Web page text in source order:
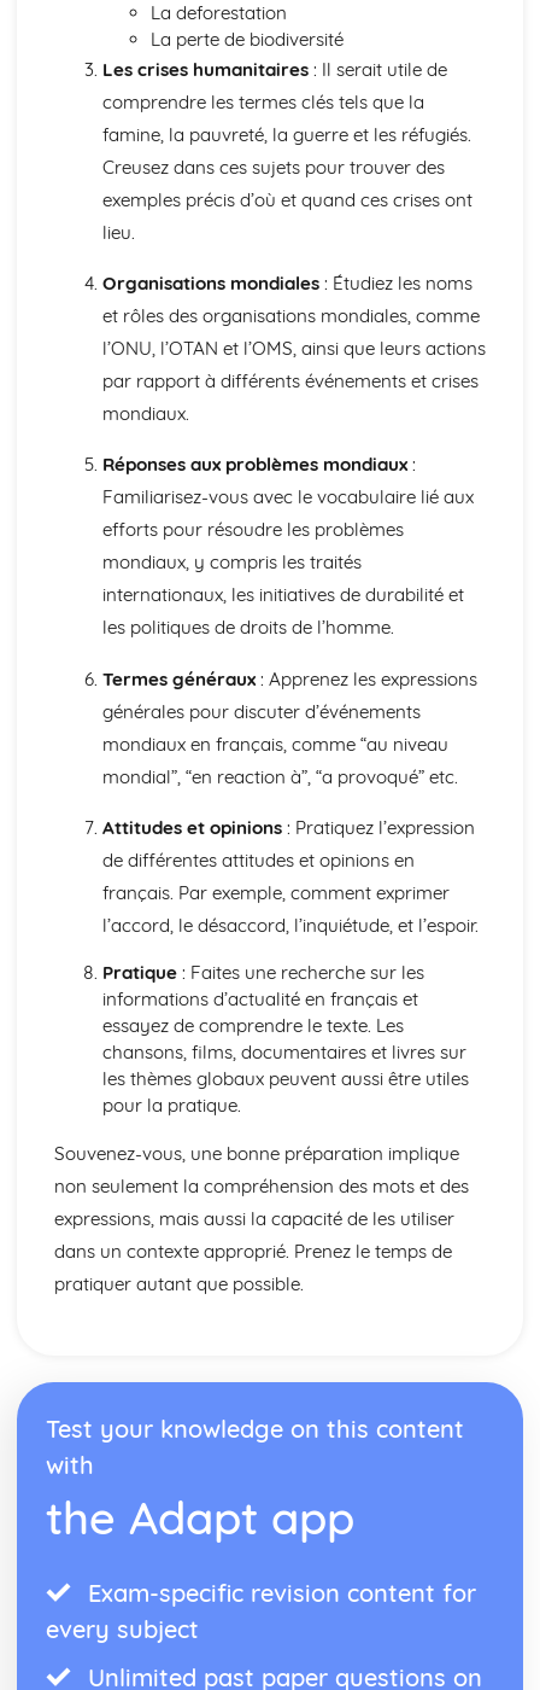
The Problems with Social Media
Social Media
Technology
Shopping
Free Time Activities
Film and TV
Celebrations and Festivals
Books and Reading
General Stuff
Being Polite
Questions
Numbers
Global Issues
Global Events
Caring for the Environment
Environmental Problems
Problems in Society
Grammar
Impersonal Verbs and the Subjunctive
The Passive
Had done' and '-ing'
Would, Could and Should
Negative Forms
Reflexive Verbs and Pronouns
Talking about the Past
Talking about the Future
Irregular Verbs in the Present Tense
Prepositions
Joining Words
Possessive and Demonstrative Pronouns
Relative and Interrogative Pronouns
Position and Order of Object Pronouns
Something, There, Any
Words to say how much
Words to compare actions
Words to Describe Actions
Words to Compare things
Words to Describe Things
The 'A' and 'Some'
Eating Out
What to Do
How to get there
Getting Ready to Go There
Accomodation
Where you Live
The Home
Talking about where you Live
La deforestation
La perte de biodiversité
Les crises humanitaires: Il serait utile de
comprendre les termes clés tels que la
famine, la pauvreté, la guerre et les réfugiés.
Creusez dans ces sujets pour trouver des
exemples précis d’où et quand ces crises ont
lieu.
Organisations mondiales: Étudiez les noms
et rôles des organisations mondiales, comme
l’ONU, l’OTAN et l’OMS, ainsi que leurs actions
par rapport à différents événements et crises
mondiaux.
Réponses aux problèmes mondiaux:
Familiarisez-vous avec le vocabulaire lié aux
efforts pour résoudre les problèmes
mondiaux, y compris les traités
internationaux, les initiatives de durabilité et
les politiques de droits de l’homme.
Termes généraux: Apprenez les expressions
générales pour discuter d’événements
mondiaux en français, comme “au niveau
mondial”, “en reaction à”, “a provoqué” etc.
Attitudes et opinions: Pratiquez l’expression
de différentes attitudes et opinions en
français. Par exemple, comment exprimer
l’accord, le désaccord, l’inquiétude, et l’espoir.
Pratique: Faites une recherche sur les
informations d’actualité en français et
essayez de comprendre le texte. Les
chansons, films, documentaires et livres sur
les thèmes globaux peuvent aussi être utiles
pour la pratique.
Souvenez-vous, une bonne préparation implique
non seulement la compréhension des mots et des
expressions, mais aussi la capacité de les utiliser
dans un contexte approprié. Prenez le temps de
pratiquer autant que possible.
Test your knowledge on this content
with
the Adapt app
Exam-specific revision content for
every subject
Unlimited past paper questions on